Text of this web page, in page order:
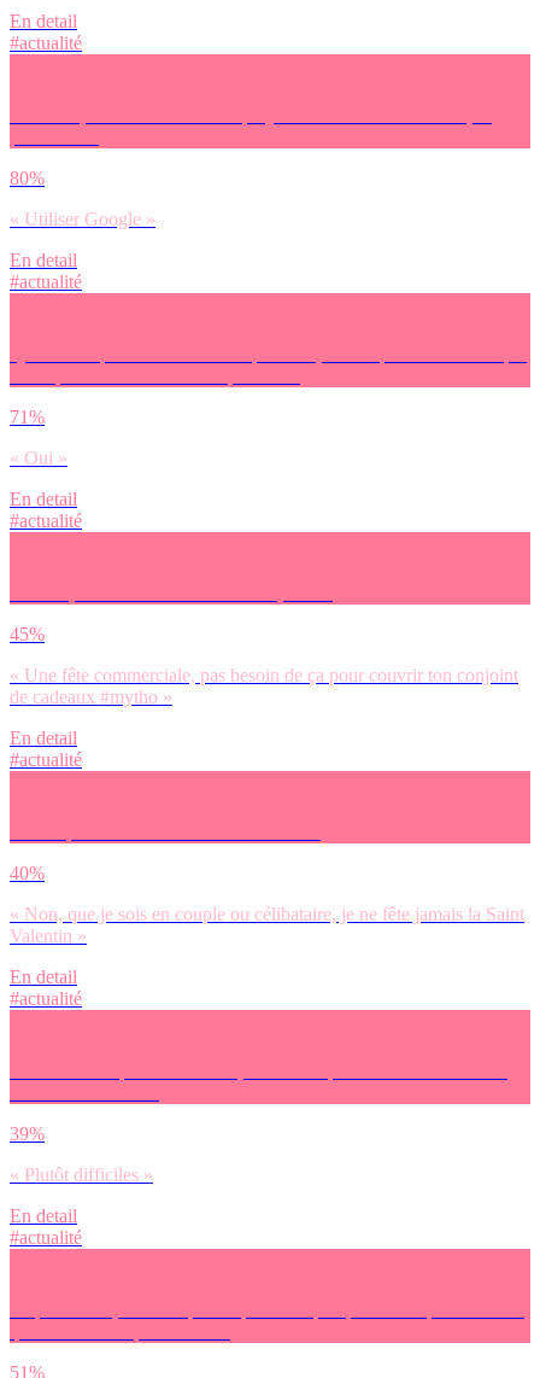
En detail
#actualité
80%
« Utiliser Google »
En detail
#actualité
71%
« Oui »
En detail
#actualité
45%
« Une fête commerciale, pas besoin de ça pour couvrir ton conjoint
de cadeaux #mytho »
En detail
#actualité
40%
« Non, que je sois en couple ou célibataire, je ne fête jamais la Saint
Valentin »
En detail
#actualité
39%
« Plutôt difficiles »
En detail
#actualité
51%